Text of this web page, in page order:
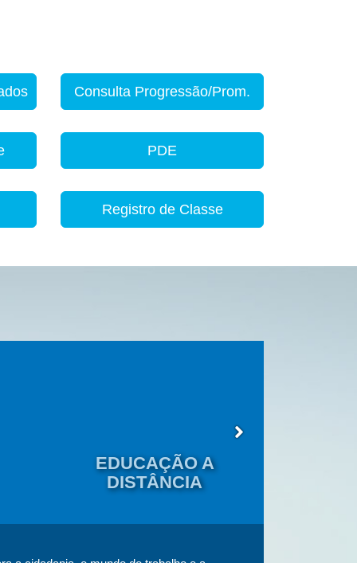
Consulta Progressão/Prom.
PDE
Registro de Classe
EDUCAÇÃO A
DISTÂNCIA